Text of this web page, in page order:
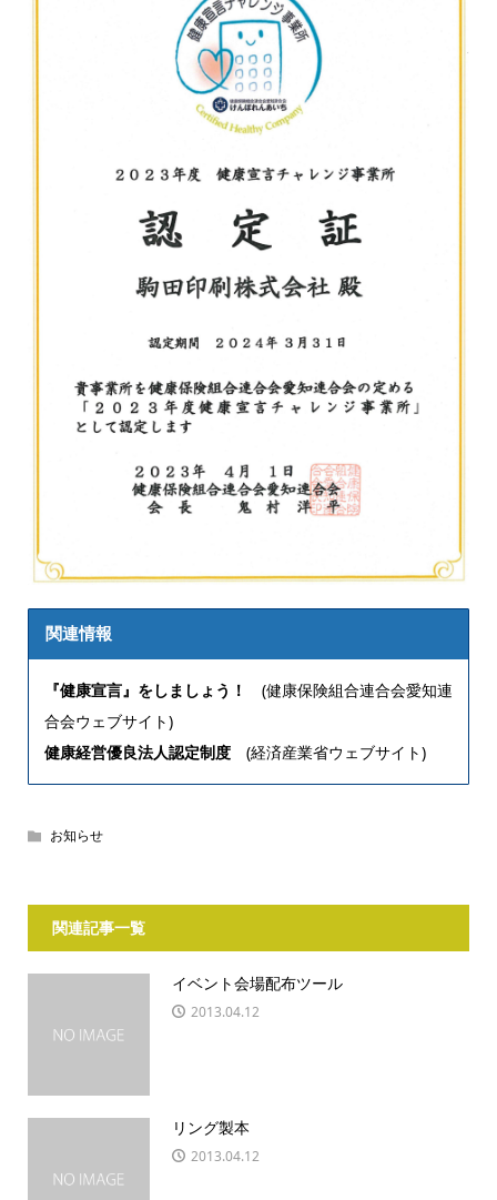
関連情報
『健康宣言』をしましょう！
(健康保険組合連合会愛知連
合会ウェブサイト)
健康経営優良法人認定制度(経済産業省ウェブサイト)
お知らせ
関連記事一覧
イベント会場配布ツール
2013.04.12
リング製本
2013.04.12